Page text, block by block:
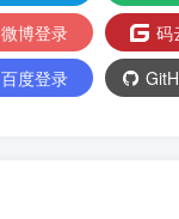
微博登录
码
百度登录